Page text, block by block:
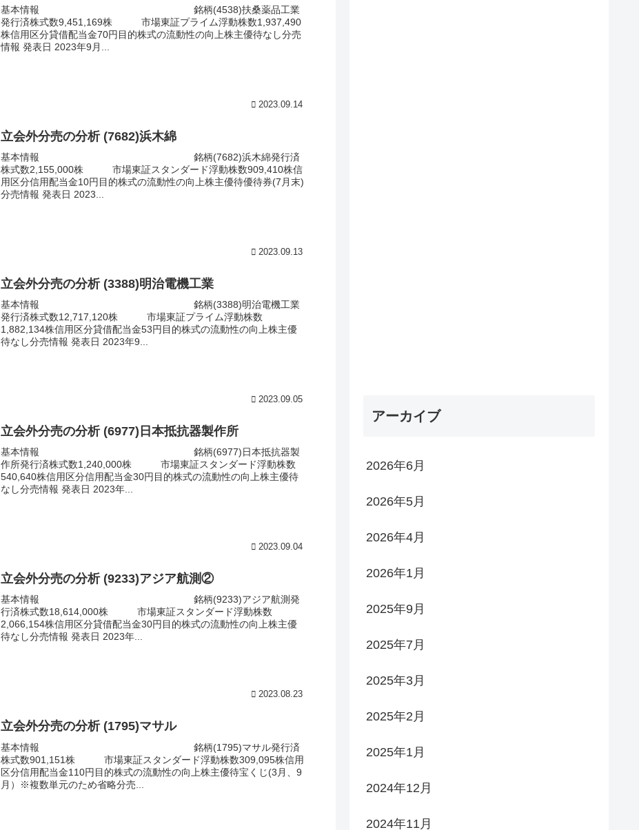
基本情報 銘柄(4538)扶桑薬品工業
発行済株式数9,451,169株 市場東証プライム浮動株数1,937,490
株信用区分貸借配当金70円目的株式の流動性の向上株主優待なし分売
情報 発表日 2023年9月...
2023.09.14
立会外分売の分析 (7682)浜木綿
基本情報 銘柄(7682)浜木綿発行済
株式数2,155,000株 市場東証スタンダード浮動株数909,410株信
用区分信用配当金10円目的株式の流動性の向上株主優待優待券(7月末)
分売情報 発表日 2023...
2023.09.13
立会外分売の分析 (3388)明治電機工業
基本情報 銘柄(3388)明治電機工業
発行済株式数12,717,120株 市場東証プライム浮動株数
1,882,134株信用区分貸借配当金53円目的株式の流動性の向上株主優
待なし分売情報 発表日 2023年9...
2023.09.05
立会外分売の分析 (6977)日本抵抗器製作所
基本情報 銘柄(6977)日本抵抗器製
作所発行済株式数1,240,000株 市場東証スタンダード浮動株数
540,640株信用区分信用配当金30円目的株式の流動性の向上株主優待
なし分売情報 発表日 2023年...
2023.09.04
立会外分売の分析 (9233)アジア航測②
基本情報 銘柄(9233)アジア航測発
行済株式数18,614,000株 市場東証スタンダード浮動株数
2,066,154株信用区分貸借配当金30円目的株式の流動性の向上株主優
待なし分売情報 発表日 2023年...
2023.08.23
立会外分売の分析 (1795)マサル
基本情報 銘柄(1795)マサル発行済
株式数901,151株 市場東証スタンダード浮動株数309,095株信用
区分信用配当金110円目的株式の流動性の向上株主優待宝くじ(3月、9
月）※複数単元のため省略分売...
アーカイブ
2026年6月
2026年5月
2026年4月
2026年1月
2025年9月
2025年7月
2025年3月
2025年2月
2025年1月
2024年12月
2024年11月